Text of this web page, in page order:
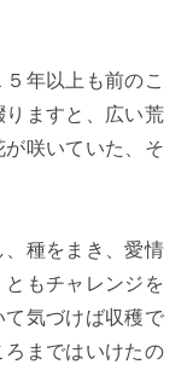
年以上も前のこ
りますと、広い荒
咲いていた、そ
、種をまき、愛情
もチャレンジを
気づけば収穫で
ろまではいけたの